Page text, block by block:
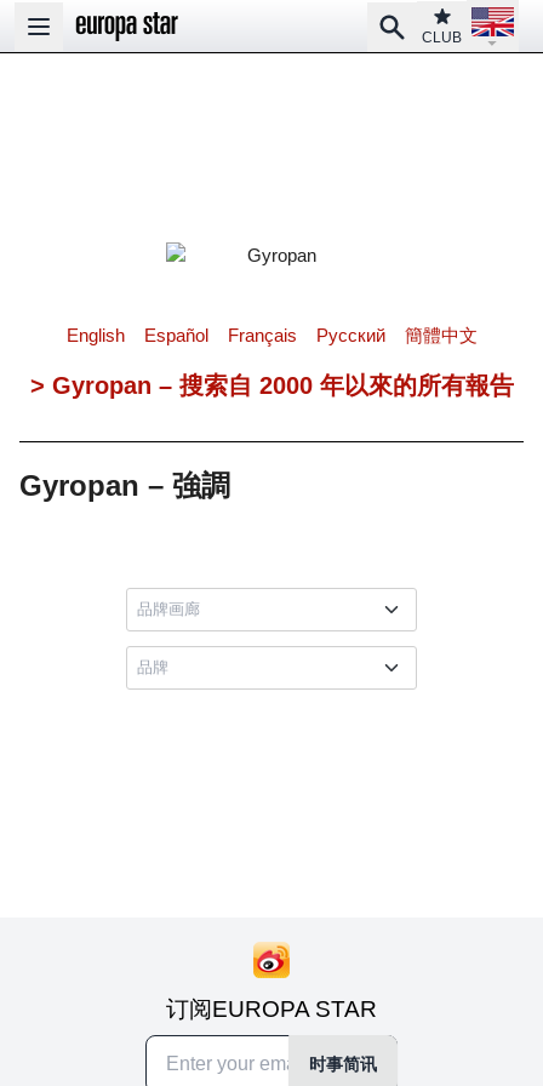
Open main menu
SearchClub
CLUB
Open
English Español Français Pусский 簡體中文
> Gyropan – 搜索自 2000 年以來的所有報告
Gyropan – 強調
订阅EUROPA STAR
时事简讯